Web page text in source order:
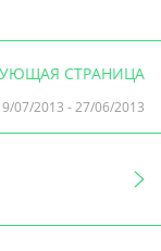
СТРАНИЦА
07/2013 -27/06/2013